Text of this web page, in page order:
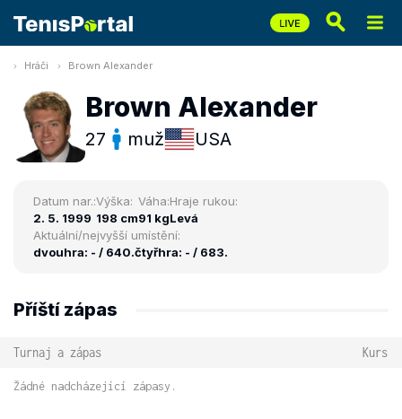
Hráči Brown Alexander
Brown Alexander
27 muž USA
Datum nar.:
2. 5. 1999
Výška:
198 cm
Váha:
91 kg
Hraje rukou:
Levá
Aktuální/nejvyšší umístění:
dvouhra: - / 640.čtyřhra: - / 683.
Příští zápas
Turnaj a zápas Kurs
Žádné nadcházející zápasy.